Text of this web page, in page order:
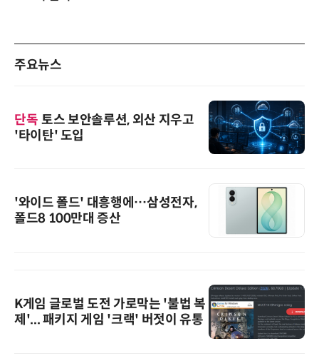
주요뉴스
단독 토스 보안솔루션, 외산 지우고
'타이탄' 도입
'와이드 폴드' 대흥행에…삼성전자,
폴드8 100만대 증산
K게임 글로벌 도전 가로막는 '불법 복
제'... 패키지 게임 '크랙' 버젓이 유통